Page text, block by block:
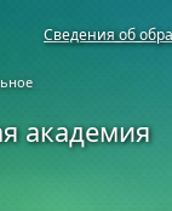
Сведения об
академия